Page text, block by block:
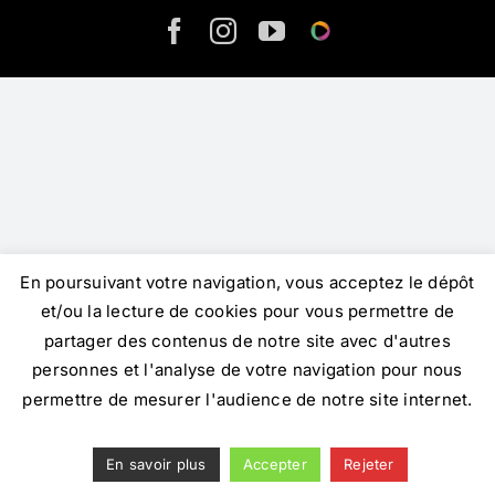
Infos pratiques
Facebook
Instagram
YouTube
Helloasso
En poursuivant votre navigation, vous acceptez le dépôt
et/ou la lecture de cookies pour vous permettre de
partager des contenus de notre site avec d'autres
personnes et l'analyse de votre navigation pour nous
permettre de mesurer l'audience de notre site internet.
En savoir plus Accepter Rejeter